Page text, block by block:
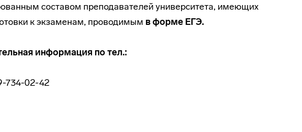
составом преподавателей университета, имеющих
к экзаменам, проводимым в форме ЕГЭ.
информация по тел.:
734-02-42